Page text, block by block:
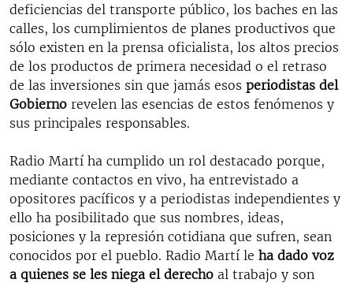
deficiencias del transporte público, los baches en las
calles, los cumplimientos de planes productivos que
sólo existen en la prensa oficialista, los altos precios
de los productos de primera necesidad o el retraso
de las inversiones sin que jamás esos periodistas del
Gobierno revelen las esencias de estos fenómenos y
sus principales responsables.
Radio Martí ha cumplido un rol destacado porque,
mediante contactos en vivo, ha entrevistado a
opositores pacíficos y a periodistas independientes y
ello ha posibilitado que sus nombres, ideas,
posiciones y la represión cotidiana que sufren, sean
conocidos por el pueblo. Radio Martí le ha dado voz
a quienes se les niega el derecho al trabajo y son